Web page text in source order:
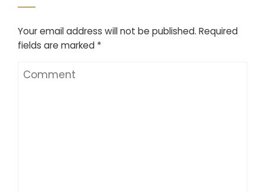
Your email address will not be published. Required
fields are marked *